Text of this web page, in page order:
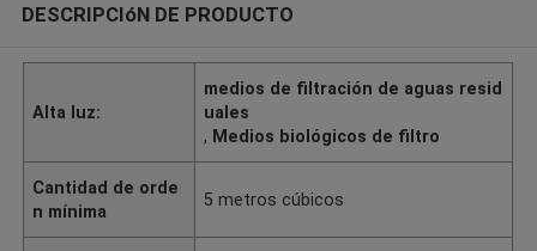
DESCRIPCIóN DE PRODUCTO
Alta luz:
medios de filtración de aguas resid
uales
, Medios biológicos de filtro
Cantidad de orde
n mínima
5 metros cúbicos